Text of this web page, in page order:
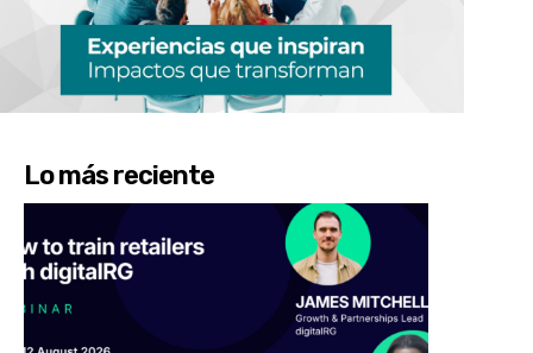
Lo más reciente